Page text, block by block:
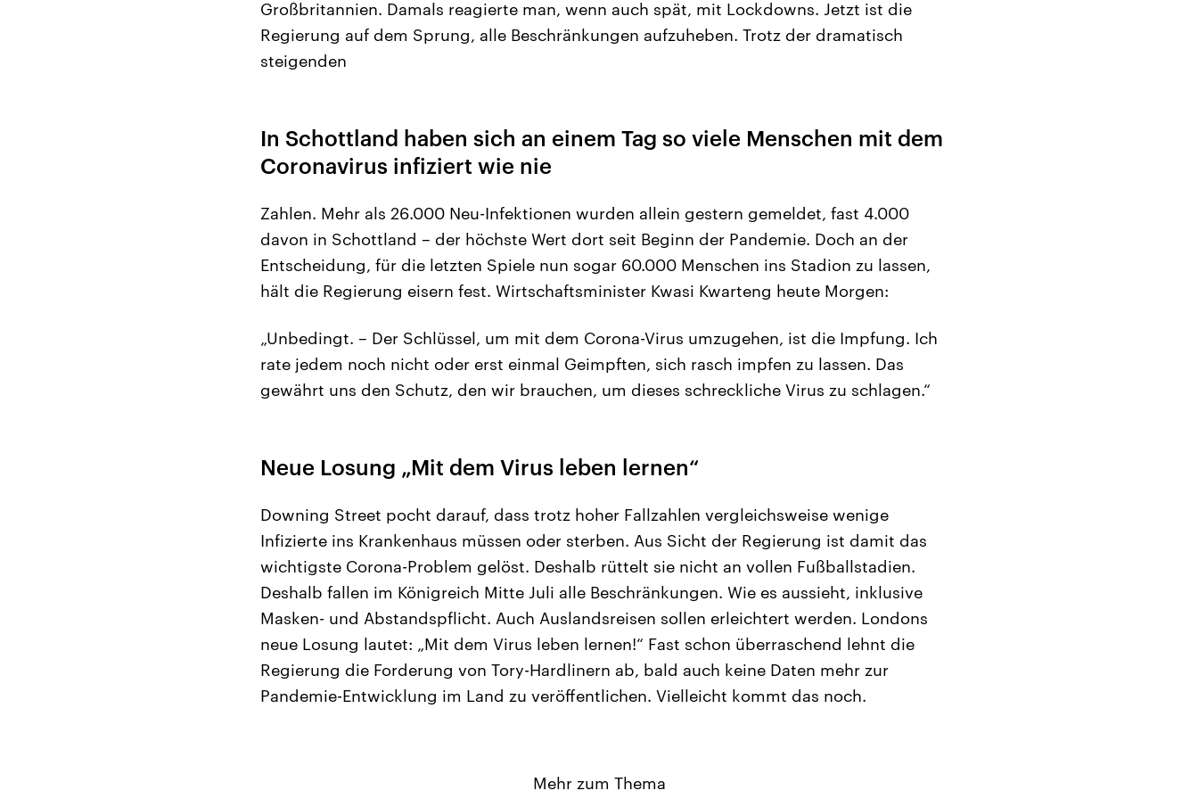
Großbritannien. Damals reagierte man, wenn auch spät, mit Lockdowns. Jetzt ist die
Regierung auf dem Sprung, alle Beschränkungen aufzuheben. Trotz der dramatisch
steigenden
In Schottland haben sich an einem Tag so viele Menschen mit dem
Coronavirus infiziert wie nie
Zahlen. Mehr als 26.000 Neu-Infektionen wurden allein gestern gemeldet, fast 4.000
davon in Schottland – der höchste Wert dort seit Beginn der Pandemie. Doch an der
Entscheidung, für die letzten Spiele nun sogar 60.000 Menschen ins Stadion zu lassen,
hält die Regierung eisern fest. Wirtschaftsminister Kwasi Kwarteng heute Morgen:
„Unbedingt. – Der Schlüssel, um mit dem Corona-Virus umzugehen, ist die Impfung. Ich
rate jedem noch nicht oder erst einmal Geimpften, sich rasch impfen zu lassen. Das
gewährt uns den Schutz, den wir brauchen, um dieses schreckliche Virus zu schlagen.“
Neue Losung „Mit dem Virus leben lernen“
Downing Street pocht darauf, dass trotz hoher Fallzahlen vergleichsweise wenige
Infizierte ins Krankenhaus müssen oder sterben. Aus Sicht der Regierung ist damit das
wichtigste Corona-Problem gelöst. Deshalb rüttelt sie nicht an vollen Fußballstadien.
Deshalb fallen im Königreich Mitte Juli alle Beschränkungen. Wie es aussieht, inklusive
Masken- und Abstandspflicht. Auch Auslandsreisen sollen erleichtert werden. Londons
neue Losung lautet: „Mit dem Virus leben lernen!“ Fast schon überraschend lehnt die
Regierung die Forderung von Tory-Hardlinern ab, bald auch keine Daten mehr zur
Pandemie-Entwicklung im Land zu veröffentlichen. Vielleicht kommt das noch.
Mehr zum Thema